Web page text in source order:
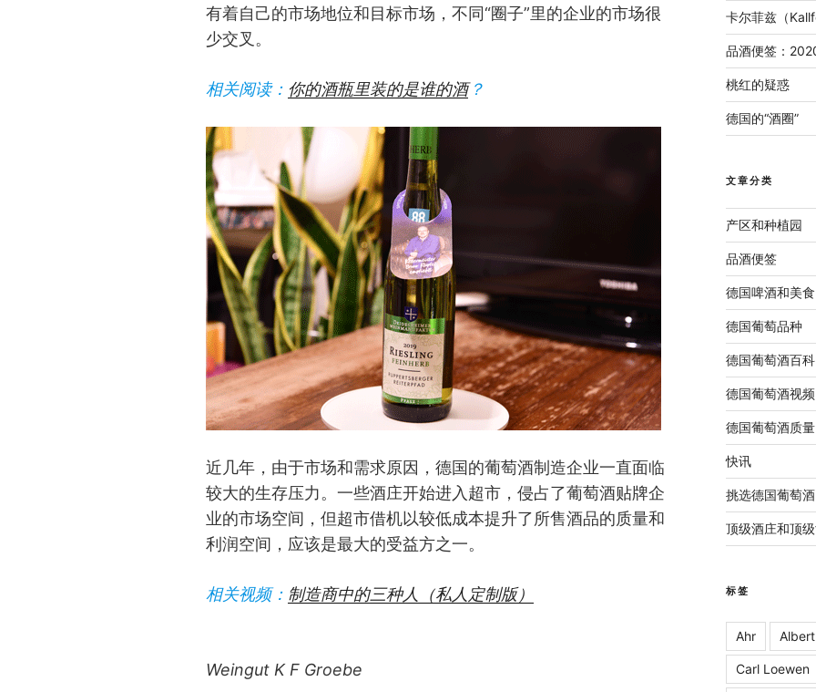
有着自己的市场地位和目标市场，不同“圈子”里的企业的市场很
少交叉。
相关阅读： 你的酒瓶里装的是谁的酒？
近几年，由于市场和需求原因，德国的葡萄酒制造企业一直面临
较大的生存压力。一些酒庄开始进入超市，侵占了葡萄酒贴牌企
业的市场空间，但超市借机以较低成本提升了所售酒品的质量和
利润空间，应该是最大的受益方之一。
相关视频： 制造商中的三种人（私人定制版）
Weingut K F Groebe
卡尔菲兹（
品酒便签：
桃红的疑惑
德国的“酒圈”
文章分类
产区和种植园
品酒便签
德国啤酒和美食
德国葡萄品种
德国葡萄酒百科
德国葡萄酒视频
德国葡萄酒质量
快讯
挑选德国葡萄酒
顶级酒庄和顶
标签
Ahr
Carl Loewen